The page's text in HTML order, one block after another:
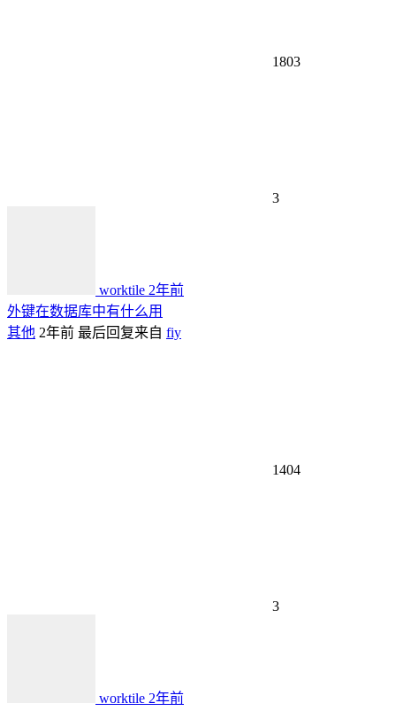
1803
3
worktile 2年前
外键在数据库中有什么用
其他 2年前 最后回复来自 fiy
1404
3
worktile 2年前